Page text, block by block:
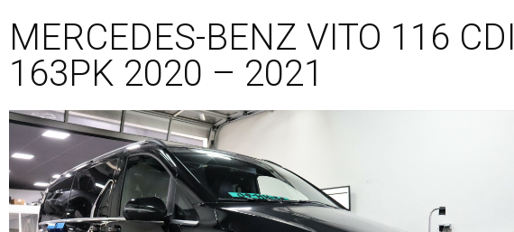
MERCEDES-BENZ VITO 116 CDI
163PK 2020 – 2021